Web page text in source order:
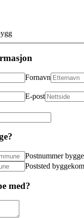
Fornavn
E-post
Postnummer
Poststed
med?